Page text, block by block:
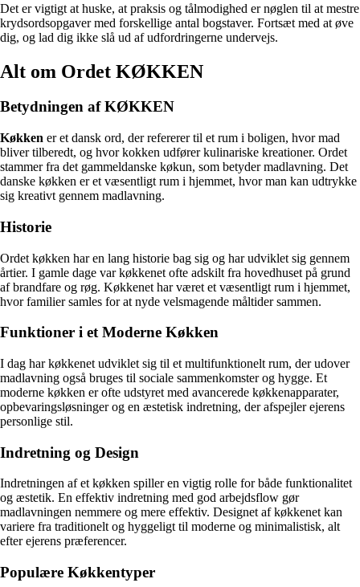
Det er vigtigt at huske, at praksis og tålmodighed er nøglen til at mestre
krydsordsopgaver med forskellige antal bogstaver. Fortsæt med at øve
dig, og lad dig ikke slå ud af udfordringerne undervejs.
Alt om Ordet KØKKEN
Betydningen af KØKKEN
Køkken er et dansk ord, der refererer til et rum i boligen, hvor mad
bliver tilberedt, og hvor kokken udfører kulinariske kreationer. Ordet
stammer fra det gammeldanske køkun, som betyder madlavning. Det
danske køkken er et væsentligt rum i hjemmet, hvor man kan udtrykke
sig kreativt gennem madlavning.
Historie
Ordet køkken har en lang historie bag sig og har udviklet sig gennem
årtier. I gamle dage var køkkenet ofte adskilt fra hovedhuset på grund
af brandfare og røg. Køkkenet har været et væsentligt rum i hjemmet,
hvor familier samles for at nyde velsmagende måltider sammen.
Funktioner i et Moderne Køkken
I dag har køkkenet udviklet sig til et multifunktionelt rum, der udover
madlavning også bruges til sociale sammenkomster og hygge. Et
moderne køkken er ofte udstyret med avancerede køkkenapparater,
opbevaringsløsninger og en æstetisk indretning, der afspejler ejerens
personlige stil.
Indretning og Design
Indretningen af et køkken spiller en vigtig rolle for både funktionalitet
og æstetik. En effektiv indretning med god arbejdsflow gør
madlavningen nemmere og mere effektiv. Designet af køkkenet kan
variere fra traditionelt og hyggeligt til moderne og minimalistisk, alt
efter ejerens præferencer.
Populære Køkkentyper